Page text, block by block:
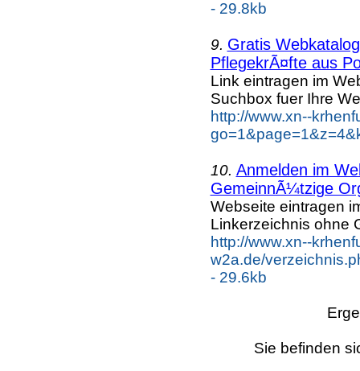
- 29.8kb
9. Gratis
PflegekrÃ¤fte aus
Link eintragen im
Suchbox fuer Ihre
http://www.xn--
10. Anmelden im
GemeinnÃ¼tzige
Webseite eintragen
Linkerzeichnis ohne
http://www.xn--
w2a.de/
- 29.6kb
Sie befinden